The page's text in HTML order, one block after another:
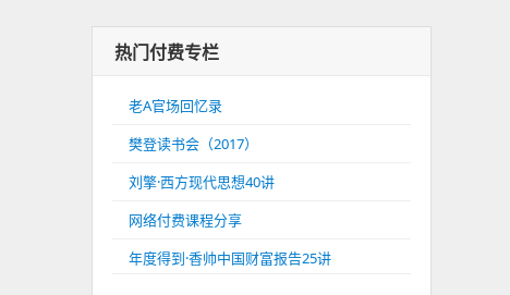
热门付费专栏
老A官场回忆录
樊登读书会（2017）
刘擎·西方现代思想40讲
网络付费课程分享
年度得到·香帅中国财富报告25讲